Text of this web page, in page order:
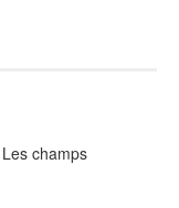
Les champs